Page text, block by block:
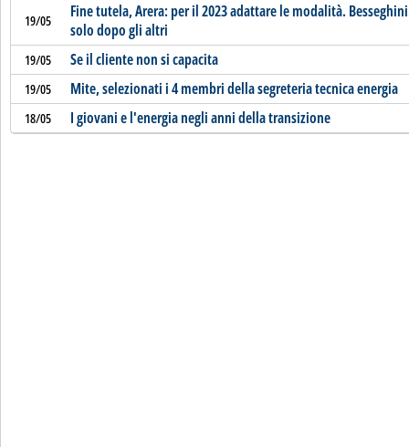
19/05
Fine tutela, Arera: per il 2023 adattare le modalità.
solo dopo gli altri
19/05 Se il cliente non si capacita
19/05 Mite, selezionati i 4 membri della segreteria tecnica energia
18/05 I giovani e l'energia negli anni della transizione